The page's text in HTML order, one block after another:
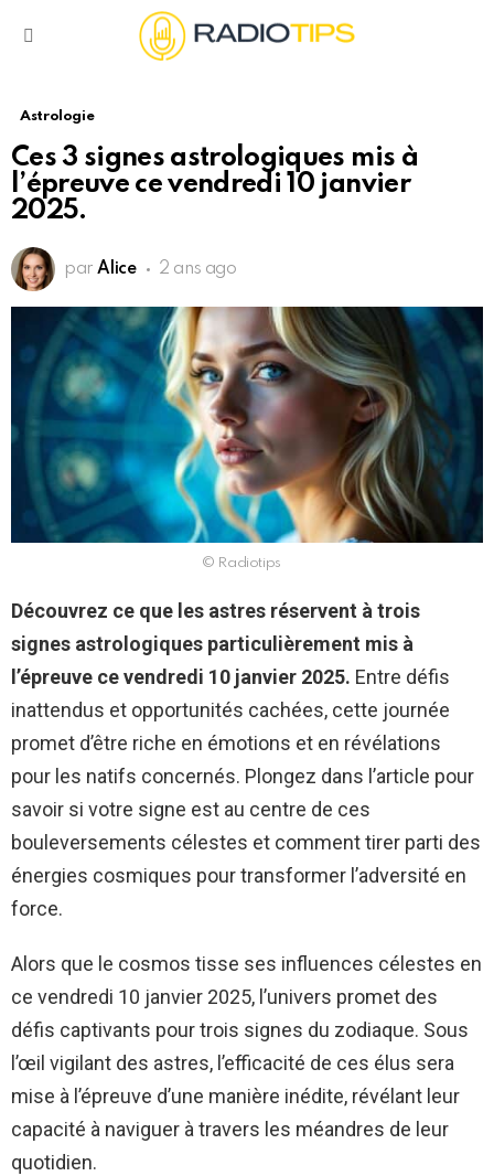
Astrologie
Ces 3 signes astrologiques mis à
l’épreuve ce vendredi 10 janvier
2025.
par Alice 2 ans ago
© Radiotips
Découvrez ce que les astres réservent à trois
signes astrologiques particulièrement mis à
l’épreuve ce vendredi 10 janvier 2025. Entre défis
inattendus et opportunités cachées, cette journée
promet d’être riche en émotions et en révélations
pour les natifs concernés. Plongez dans l’article pour
savoir si votre signe est au centre de ces
bouleversements célestes et comment tirer parti des
énergies cosmiques pour transformer l’adversité en
force.
Alors que le cosmos tisse ses influences célestes en
ce vendredi 10 janvier 2025, l’univers promet des
défis captivants pour trois signes du zodiaque. Sous
l’œil vigilant des astres, l’efficacité de ces élus sera
mise à l’épreuve d’une manière inédite, révélant leur
capacité à naviguer à travers les méandres de leur
quotidien.